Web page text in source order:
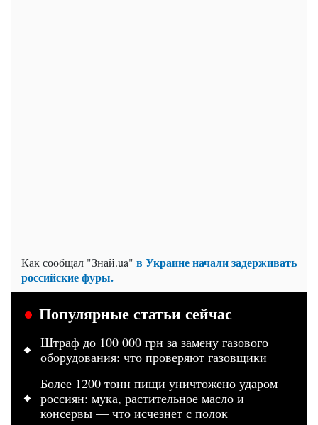
Как сообщал "Знай.ua" в Украине начали задерживать
российские фуры.
Популярные статьи сейчас
Штраф до 100 000 грн за замену газового
оборудования: что проверяют газовщики
Более 1200 тонн пищи уничтожено ударом
россиян: мука, растительное масло и
консервы — что исчезнет с полок